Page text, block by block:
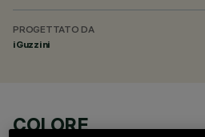
PROGETTATO DA
iGuzzini
COLORE